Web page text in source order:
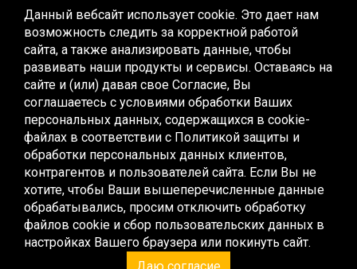
Данный вебсайт использует cookie. Это дает нам
возможность следить за корректной работой
сайта, а также анализировать данные, чтобы
развивать наши продукты и сервисы. Оставаясь на
сайте и (или) давая свое Согласие, Вы
соглашаетесь с условиями обработки Ваших
персональных данных, содержащихся в cookie-
файлах в соответствии с Политикой защиты и
обработки персональных данных клиентов,
контрагентов и пользователей сайта. Если Вы не
хотите, чтобы Ваши вышеперечисленные данные
обрабатывались, просим отключить обработку
файлов cookie и сбор пользовательских данных в
настройках Вашего браузера или покинуть сайт.
Жидкие смазки Kluber
Монтажные смазки Kluber
Многоцелевые смазки Kluber
Синтетические смазки Kluber
Высокотемпературные смазки Kluber
Низкотемпературные смазки Kluber
Смазки для качения и скольжения Kluber
Смазки для скольжения Kluber
Контактные смазки Kluber
Специальные смазки Kluber
Эксплуатационные смазки Kluber
Жидкие смазки Kluber
Редукторные масла Kluber
Компрессорные масла Kluber
Пищевые масла Kluber